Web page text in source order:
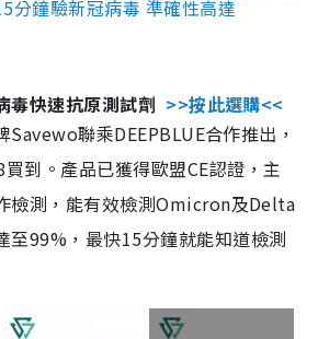
分鐘驗新冠病毒 準確性高達
快速抗原測試劑 >>按此選購<<
聯乘DEEPBLUE合作推出，
到。產品已獲得歐盟CE認證，主
檢測，能有效檢測Omicron及Delta
至99%，最快15分鐘就能知道檢測